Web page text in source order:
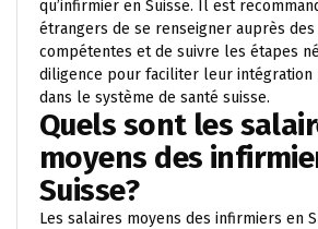
qu’infirmier en Suisse. Il est
étrangers de se renseigner auprès
compétentes et de suivre les étapes
diligence pour faciliter leur
dans le système de santé suisse.
Quels sont les
moyens des
Suisse?
Les salaires moyens des infirmiers en